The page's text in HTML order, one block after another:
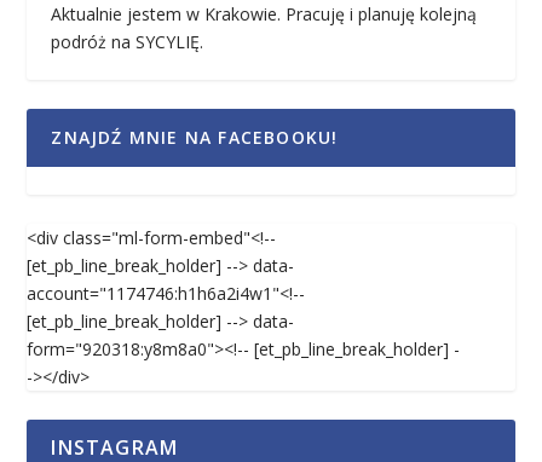
Aktualnie jestem w Krakowie. Pracuję i planuję kolejną
podróż na SYCYLIĘ.
ZNAJDŹ MNIE NA FACEBOOKU!
<div class="ml-form-embed"<!--
[et_pb_line_break_holder] --> data-
account="1174746:h1h6a2i4w1"<!--
[et_pb_line_break_holder] --> data-
form="920318:y8m8a0"><!-- [et_pb_line_break_holder] -
-></div>
INSTAGRAM